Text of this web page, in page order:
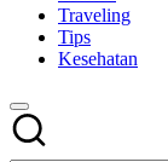
Traveling
Tips
Kesehatan